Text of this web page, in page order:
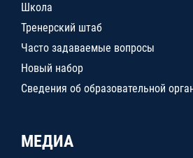
Школа
Тренерский штаб
Часто задаваемые вопросы
Новый набор
Сведения об образовательной
МЕДИА